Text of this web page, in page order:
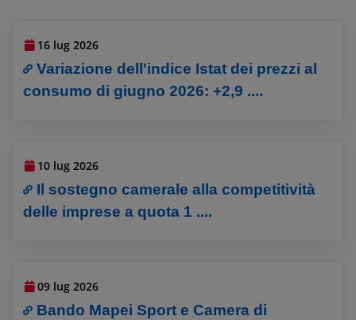
16 lug 2026
Variazione dell'indice Istat dei prezzi al
consumo di giugno 2026: +2,9 ....
10 lug 2026
Il sostegno camerale alla competitività
delle imprese a quota 1 ....
09 lug 2026
Bando Mapei Sport e Camera di